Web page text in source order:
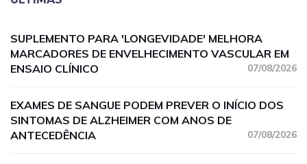
SUPLEMENTO PARA 'LONGEVIDADE' MELHORA
MARCADORES DE ENVELHECIMENTO VASCULAR EM
ENSAIO CLÍNICO
07/08/2026
EXAMES DE SANGUE PODEM PREVER O INÍCIO DOS
SINTOMAS DE ALZHEIMER COM ANOS DE
ANTECEDÊNCIA
07/08/2026